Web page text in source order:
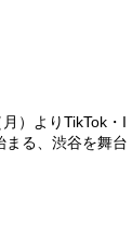
）よりTikTok・I
まる、渋谷を舞台